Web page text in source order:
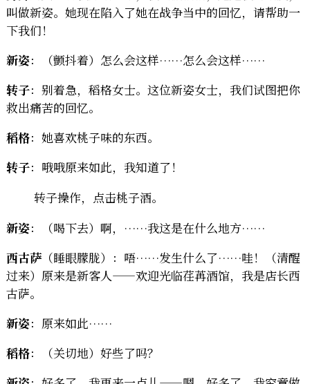
叫做新姿。她现在陷入了她在战争当中的回忆，请帮助一
下我们！
新姿：（颤抖着）怎么会这样……怎么会这样……
转子：别着急，稻格女士。这位新姿女士，我们试图把你
救出痛苦的回忆。
稻格：她喜欢桃子味的东西。
转子：哦哦原来如此，我知道了！
转子操作，点击桃子酒。
新姿：（喝下去）啊，……我这是在什么地方……
西古萨 （睡眼朦胧）：唔……发生什么了……哇！（清醒
过来）原来是新客人——欢迎光临荏苒酒馆，我是店长西
古萨。
新姿：原来如此……
稻格：（关切地）好些了吗？